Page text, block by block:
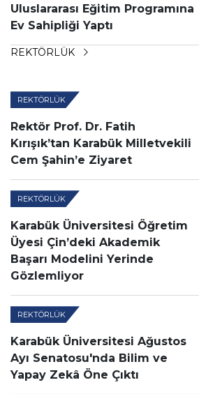
Uluslararası Eğitim Programına
Ev Sahipliği Yaptı
REKTÖRLÜK
REKTÖRLÜK
Rektör Prof. Dr. Fatih
Kırışık’tan Karabük Milletvekili
Cem Şahin’e Ziyaret
REKTÖRLÜK
Karabük Üniversitesi Öğretim
Üyesi Çin’deki Akademik
Başarı Modelini Yerinde
Gözlemliyor
REKTÖRLÜK
Karabük Üniversitesi Ağustos
Ayı Senatosu'nda Bilim ve
Yapay Zekâ Öne Çıktı